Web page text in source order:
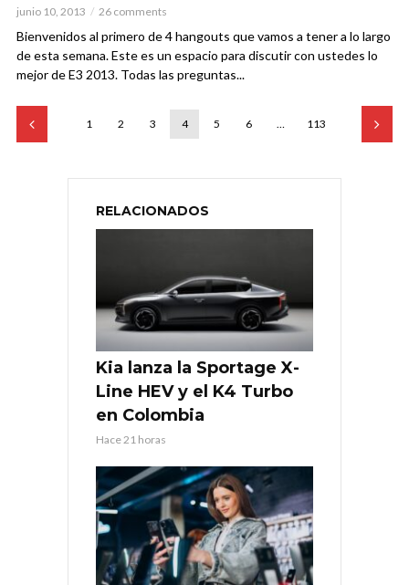
junio 10, 2013 26 comments
Bienvenidos al primero de 4 hangouts que vamos a tener a lo largo
de esta semana. Este es un espacio para discutir con ustedes lo
mejor de E3 2013. Todas las preguntas...
1 2 3 4 5 6 … 113
RELACIONADOS
Kia lanza la Sportage X-
Line HEV y el K4 Turbo
en Colombia
Hace 21 horas